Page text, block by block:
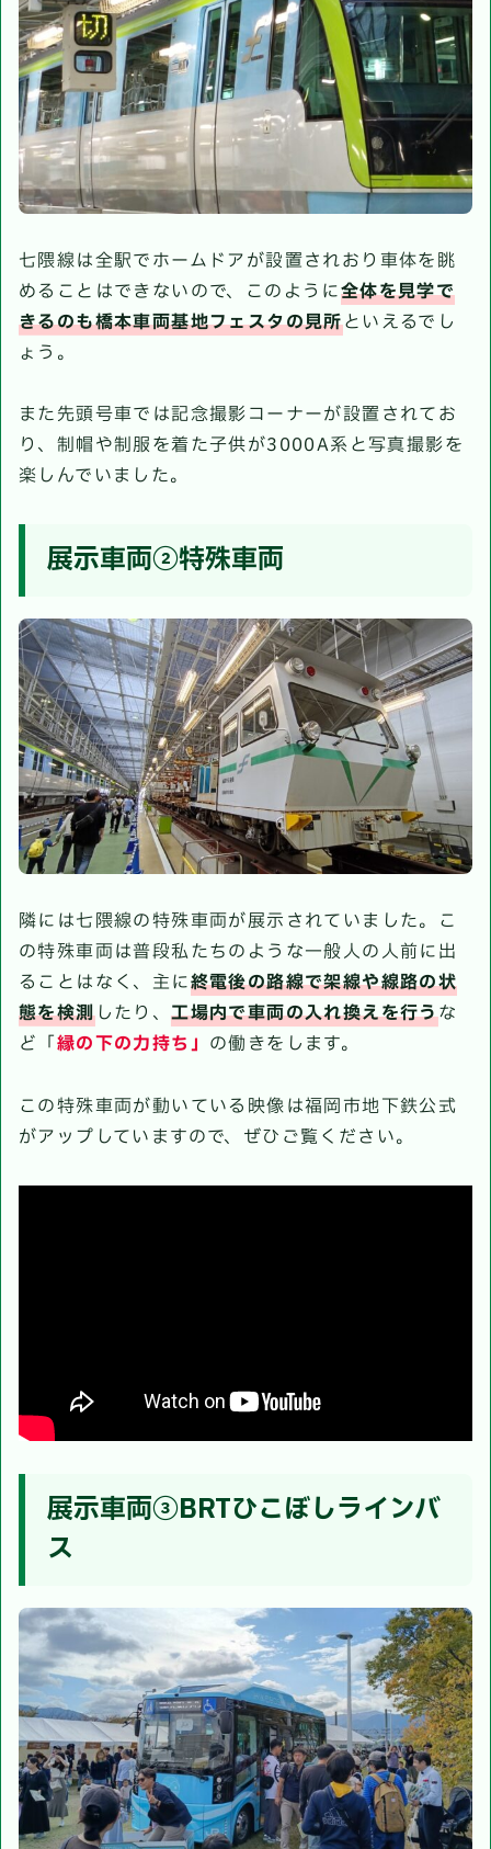
七隈線は全駅でホームドアが設置されおり車体を眺
めることはできないので、このように全体を見学で
きるのも橋本車両基地フェスタの見所といえるでし
ょう。
また先頭号車では記念撮影コーナーが設置されてお
り、制帽や制服を着た子供が3000A系と写真撮影を
楽しんでいました。
展示車両②特殊車両
隣には七隈線の特殊車両が展示されていました。こ
の特殊車両は普段私たちのような一般人の人前に出
ることはなく、主に終電後の路線で架線や線路の状
態を検測したり、工場内で車両の入れ換えを行うな
ど「縁の下の力持ち」 の働きをします。
この特殊車両が動いている映像は福岡市地下鉄公式
がアップしていますので、ぜひご覧ください。
展示車両③BRTひこぼしラインバ
ス